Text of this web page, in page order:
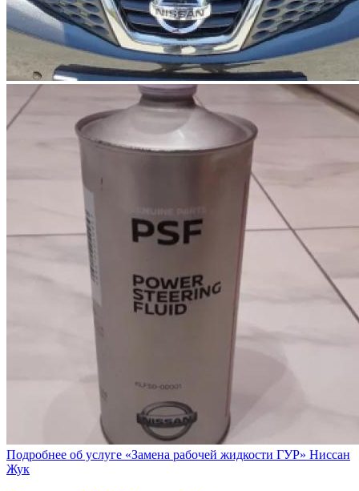
Подробнее об услуге «Замена рабочей жидкости ГУР» Ниссан
Жук